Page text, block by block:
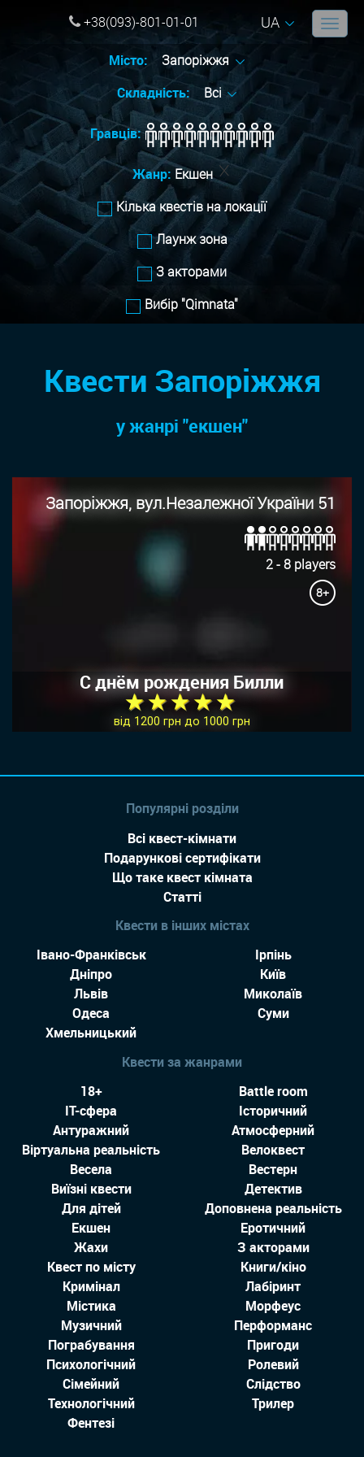
+38(093)-801-01-01 UA
Місто:
Запоріжжя
Складність:
Всі
Гравців:
Жанр: Екшен
Кілька квестів на локації
Лаунж зона
З акторами
Вибір "Qimnata"
Квести Запоріжжя
у жанрi "екшен"
Запоріжжя, вул.Незалежної України 51
2 - 8 players
8+
С днём рождения Билли
★ ★ ★ ★ ★
від 1200 грн до 1000 грн
Популярні розділи
Всі квест-кімнати
Подарункові сертифікати
Що таке квест кімната
Статті
Квести в інших містах
Івано-Франківськ
Ірпінь
Дніпро
Київ
Львів
Миколаїв
Одеса
Суми
Хмельницький
Квести за жанрами
18+
Battle room
IT-сфера
Історичний
Антуражний
Атмосферний
Віртуальна реальність
Велоквест
Весела
Вестерн
Виїзні квести
Детектив
Для дітей
Доповнена реальність
Екшен
Еротичний
Жахи
З акторами
Квест по місту
Книги/кіно
Кримінал
Лабіринт
Містика
Морфеус
Музичний
Перформанс
Пограбування
Пригоди
Психологічний
Ролевий
Сімейний
Слідство
Технологiчний
Трилер
Фентезі